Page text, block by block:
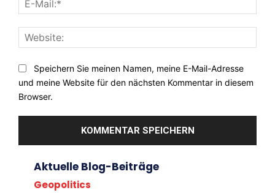
Speichern Sie meinen Namen, meine E-Mail-Adresse
und meine Website für den nächsten Kommentar in diesem
Browser.
Aktuelle Blog-Beiträge
Geopolitics